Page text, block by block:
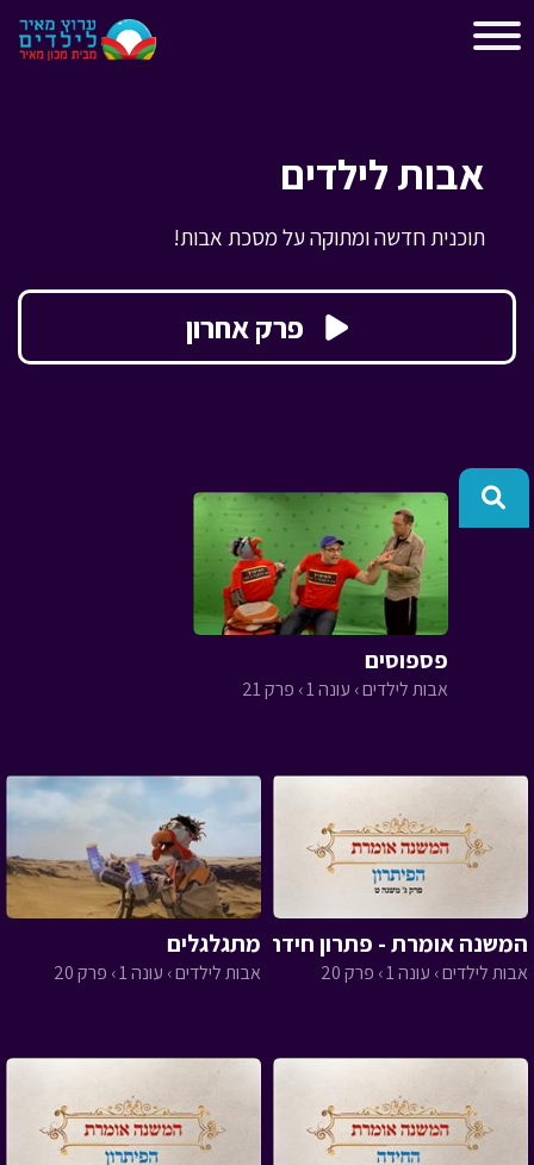
אבות לילדים
תוכנית חדשה ומתוקה על מסכת אבות!
פספוסים
אבות לילדים › עונה 1 › פרק 21
המשנה אומרת - פתרון חידה 20 ושמות הזוכים בתחרות
אבות לילדים › עונה 1 › פרק 20
מתגלגלים
אבות לילדים › עונה 1 › פרק 20